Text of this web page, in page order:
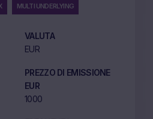
MULTI UNDERLYING
VALUTA
EUR
PREZZO DI EMISSIONE
EUR
1000